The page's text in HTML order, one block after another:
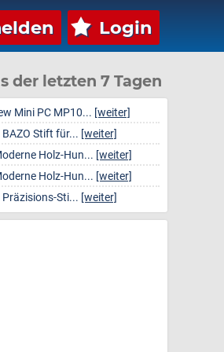
Login
der letzten 7 Tagen
Mini PC MP10... [weiter]
Stift für... [weiter]
Holz-Hun... [weiter]
Holz-Hun... [weiter]
Sti... [weiter]